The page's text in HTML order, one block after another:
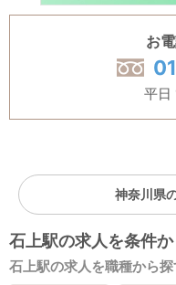
お
平
神奈川県
石上駅の求人を条件
石上駅の求人を職種から